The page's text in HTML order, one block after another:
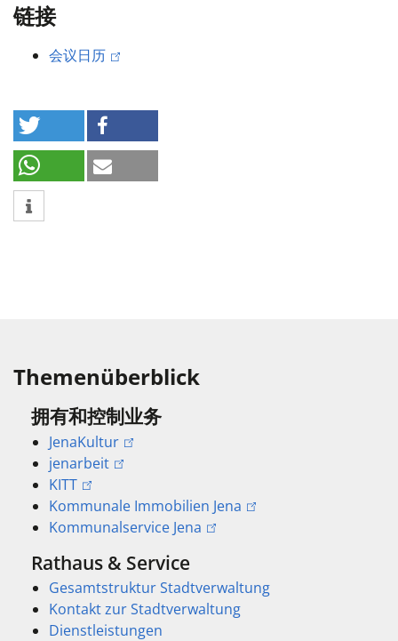
链接
会议日历
Themenüberblick
拥有和控制业务
JenaKultur
jenarbeit
KITT
Kommunale Immobilien Jena
Kommunalservice Jena
Rathaus & Service
Gesamtstruktur Stadtverwaltung
Kontakt zur Stadtverwaltung
Dienstleistungen